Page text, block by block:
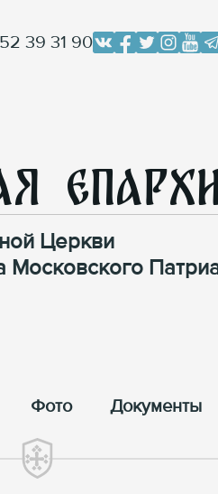
39 31 90
Церкви
Московского
Фото Документы